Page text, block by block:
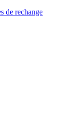
de rechange